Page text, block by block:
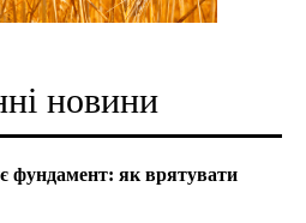
новини
фундамент: як врятувати